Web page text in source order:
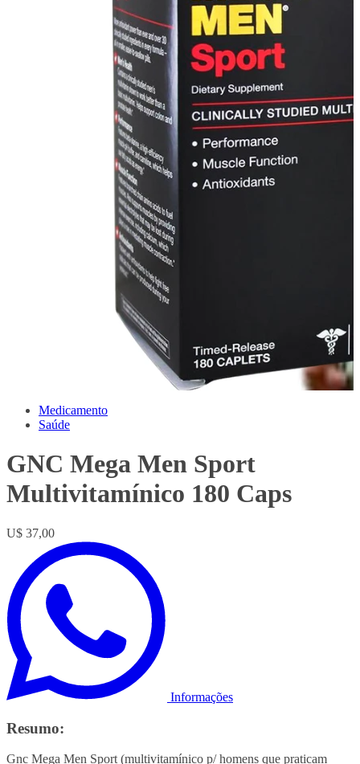
Medicamento
Saúde
GNC Mega Men Sport
Multivitamínico 180 Caps
U$ 37,00
Informações
Resumo:
Gnc Mega Men Sport (multivitamínico p/ homens que praticam